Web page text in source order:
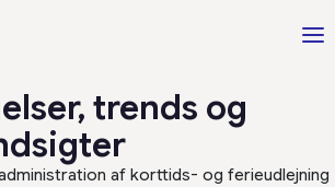
trends og
af korttids- og ferieudlejning